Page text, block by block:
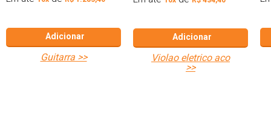
Adicionar
guitarra >>
Adicionar
violao eletrico aco
>>